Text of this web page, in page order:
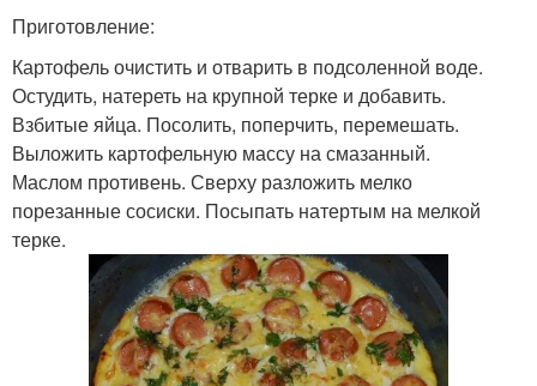
Приготовление:
Картофель очистить и отварить в подсоленной воде.
Остудить, натереть на крупной терке и добавить.
Взбитые яйца. Посолить, поперчить, перемешать.
Выложить картофельную массу на смазанный.
Маслом противень. Сверху разложить мелко
порезанные сосиски. Посыпать натертым на мелкой
терке.